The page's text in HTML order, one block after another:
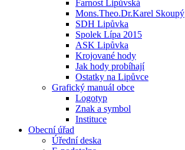
Farnost Lipůvská
Mons.Theo.Dr.Karel Skoupý
SDH Lipůvka
Spolek Lípa 2015
ASK Lipůvka
Krojované hody
Jak hody probíhají
Ostatky na Lipůvce
Grafický manuál obce
Logotyp
Znak a symbol
Instituce
Obecní úřad
Úřední deska